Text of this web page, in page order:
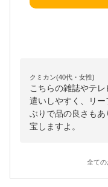
クミカン(40代・女性)
こちらの雑誌やテ
遣いしやすく、リ
ぶりで品の良さも
宝しますよ。
全ての